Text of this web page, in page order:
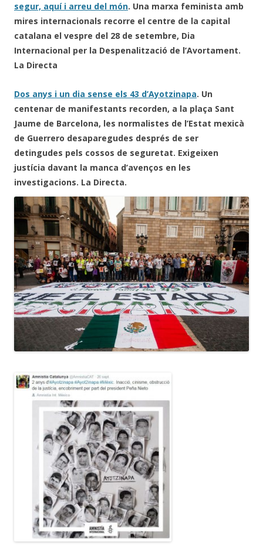
segur, aquí i arreu del món. Una marxa feminista amb
mires internacionals recorre el centre de la capital
catalana el vespre del 28 de setembre, Dia
Internacional per la Despenalització de l’Avortament.
La Directa
Dos anys i un dia sense els 43 d’Ayotzinapa. Un
centenar de manifestants recorden, a la plaça Sant
Jaume de Barcelona, les normalistes de l’Estat mexicà
de Guerrero desaparegudes després de ser
detingudes pels cossos de seguretat. Exigeixen
justícia davant la manca d’avenços en les
investigacions. La Directa.